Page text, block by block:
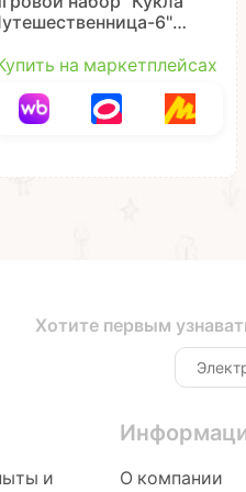
6" с
11,5 см
на маркетплейсах
Хотите первым
и
О компании